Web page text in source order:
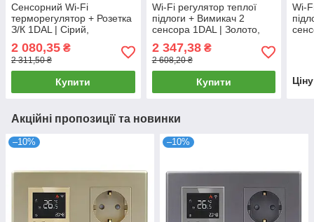
Сенсорний Wi-Fi
терморегулятор + Розетка
З/К 1DAL | Сірий,
TR.WF-ST.GR)
2 080,35 ₴
2 311,50 ₴
Купити
Wi-Fi регулятор теплої
підлоги + Вимикач 2
сенсора 1DAL | Золото,
SW2G-TR.WF.GD)
2 347,38₴
2 608,20 ₴
Купити
Wi-
Акційні пропозиції та новинки
–10% –10%